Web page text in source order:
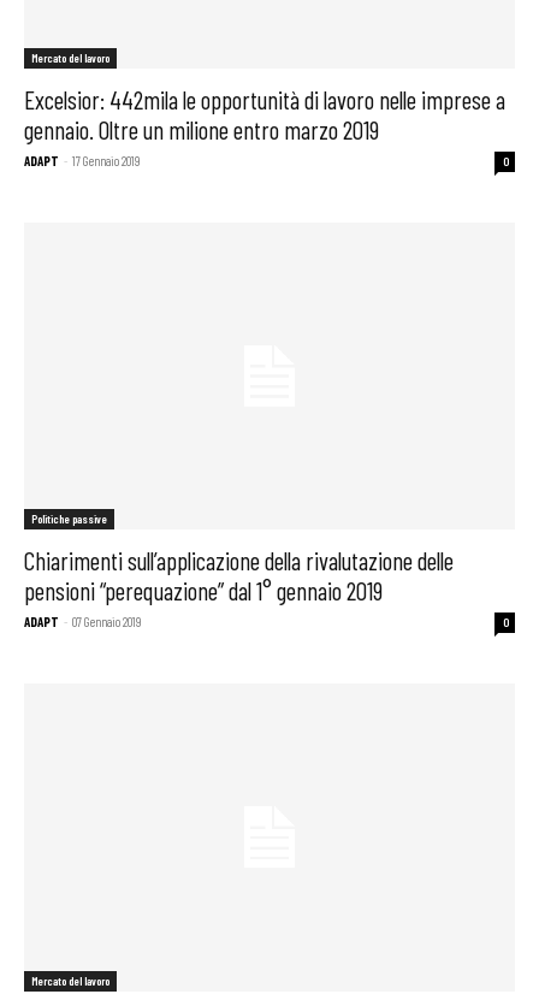
Mercato del lavoro
Excelsior: 442mila le opportunità di lavoro nelle imprese a
gennaio. Oltre un milione entro marzo 2019
ADAPT - 17 Gennaio 2019 0
Politiche passive
Chiarimenti sull’applicazione della rivalutazione delle
pensioni “perequazione” dal 1° gennaio 2019
ADAPT - 07 Gennaio 2019 0
Mercato del lavoro